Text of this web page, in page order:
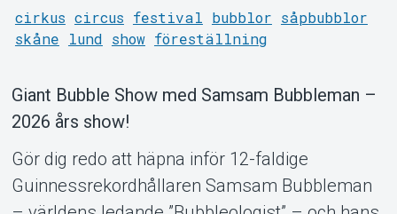
Support
cirkus circus festival bubblor såpbubblor
skåne
lund show föreställning
Giant Bubble Show med Samsam Bubbleman –
2026 års show!
Gör dig redo att häpna inför 12-faldige
Guinnessrekordhållaren Samsam Bubbleman